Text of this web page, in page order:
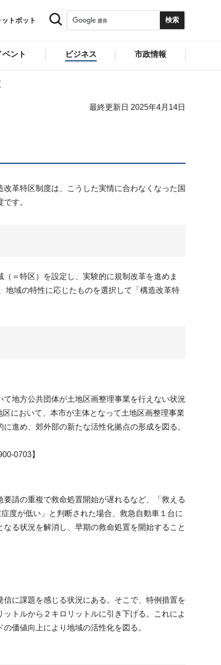
トボット
ント ビジネス 市政情報
最終更新日 2025年4月14日
革特区制度は、こうした実情に合わなくなった国
す。
＝特区）を設定し、実験的に規制改革を進めま
地域の特性に応じたものを選択して「構造改革特
地方公共団体が土地区画整理事業を行えない状況
において、本市が主体となって土地区画整理事業
進め、郊外部の新たな活性化拠点の形成を図る。
0703】
請の重複で救命処置開始が遅れるなど、「救える
度が低い」と判断された場合、救急自動車１台に
る状況を解消し、早期の救命処置を開始すること
に課題を感じる状況にある。そこで、特例措置を
トルから２キロリットルに引き下げる。これによ
価値向上により地域の活性化を図る。